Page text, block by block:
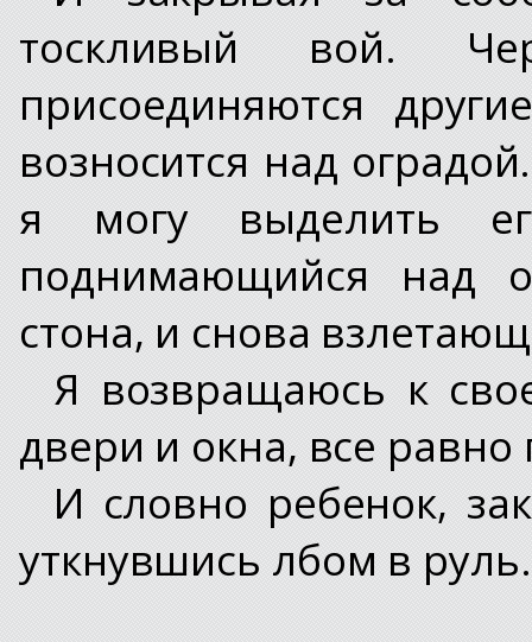
тоскливый вой.
присоединяются
возносится над
я могу выделить
поднимающийся над
стона, и снова
Я возвращаюсь к
двери и окна, все
И словно ребенок,
уткнувшись лбом в